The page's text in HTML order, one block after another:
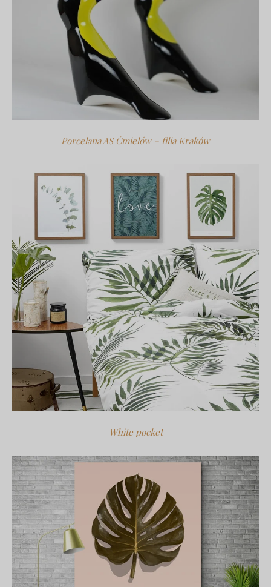
Porcelana AS Ćmielów – filia Kraków
White pocket